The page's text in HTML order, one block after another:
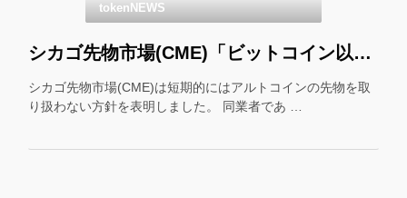
tokenNEWS
シカゴ先物市場(CME)「ビットコイン以外の先物はやりません」
シカゴ先物市場(CME)は短期的にはアルトコインの先物を取
り扱わない方針を表明しました。 同業者であ …